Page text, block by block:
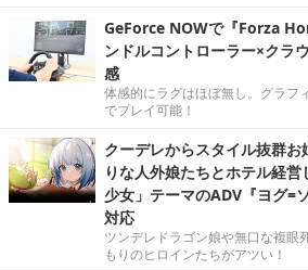
GeForce NOWで『Forza
ンドルコントローラー×クラ
感
体感的にラグはほぼ無し。グラフ
でプレイ可能！
クーデレからスタイル抜群
りな人外娘たちとホテル経
少女」テーマのADV『ヨグ=
対応
ツンデレドラゴン娘や無口な複眼
もりのヒロインたちがアツい！